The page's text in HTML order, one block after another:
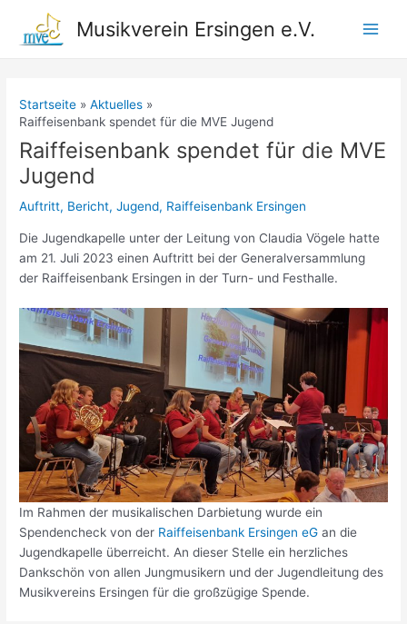
springen
Musikverein Ersingen e.V.
Startseite
Aktuelles
Raiffeisenbank spendet für die MVE Jugend
Raiffeisenbank spendet für die MVE
Jugend
Auftritt, Bericht,Jugend, Raiffeisenbank Ersingen
Die Jugendkapelle unter der Leitung von Claudia Vögele hatte
am 21. Juli 2023 einen Auftritt bei der Generalversammlung
der Raiffeisenbank Ersingen in der Turn- und Festhalle.
Im Rahmen der musikalischen Darbietung wurde ein
Spendencheck von der Raiffeisenbank Ersingen eG an die
Jugendkapelle überreicht. An dieser Stelle ein herzliches
Dankschön von allen Jungmusikern und der Jugendleitung des
Musikvereins Ersingen für die großzügige Spende.